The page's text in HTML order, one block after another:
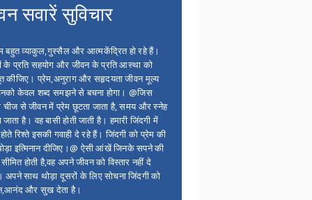
सवारें सुविचार
बहुत व्याकुल,गुस्सैल और आत्मकेंद्रित हो रहे हैं।
के प्रति सहयोग और जीवन के प्रति आस्था को
कीजिए। प्रेम,अनुराग और सहृदयता जीवन मूल्य
केवल शब्द समझने से बचना होगा। @जिस
चीज से जीवन में प्रेम छूटता जाता है, समय और स्नेह
है। वह बासी होती जाती है। हमारी जिंदगी में
होते रिश्ते इसकी गवाही दे रहे हैं। जिंदगी को प्रेम की
इत्मिनान दीजिए।@ ऐसी आंखें जिनके सपने की
होती है,वह अपने जीवन को विस्तार नहीं दे
अपने साथ थोड़ा दूसरों के लिए सोचना जिंदगी को
और सुख देता है।